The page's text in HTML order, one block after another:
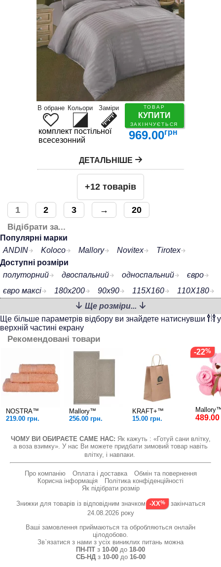
В обране Кольори Заміри ТОВАР
КУПИТИ
ЗАКІНЧУЄТЬСЯ
комплект постільної білизни
всесезонний
969.00грн
ДЕТАЛЬНІШЕ
+12 товарів
1 2 3 →
20
Відібрати за...
Популярні марки
ANDIN
Koloco Mallory Novitex
Tirotex
Доступні розміри
полуторний
двоспальний односпальний
євро
євро максі
180x200 90x90 115X160
110X180
105X190 105X170
Ще розміри...
Ще більше параметрів відбору ви знайдете натиснувши
у
верхній частині екрану
Рекомендовані товари
NOSTRA™
219.00 грн.
Mallory™
256.00 грн.
KRAFT+™
15.00 грн.
-22
489.00
ЧОМУ ВИ ОБИРАЄТЕ САМЕ НАС: Як кажуть : «Готуй сани влітку,
а воза взимку». У нас Ви можете придбати зимовий товар навіть
влітку, і навпаки.
Про компанію Оплата і доставка
Обмін та повернення
Корисна інформація
Політика конфіденційності
Як підібрати розмір
Знижки для товарів із відповідним значком -XX
закінчаться
24.08.2026 року
Ваші замовлення приймаються та обробляються онлайн
цілодобово.
Зв`язатися з нами з усіх виниклих питань можна
ПН-ПТ з 10-00 до 18-00
СБ-НДз 10-00до 16-00